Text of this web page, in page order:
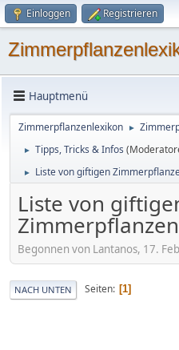
Einloggen Registrieren
Hauptmenü
Zimmerpflanzenlexikon ►
► Tipps, Tricks & Infos
► Liste von giftigen
Liste von
Zimmerpflanzen
Begonnen von Lantanos, 17.
NACH UNTEN Seiten 1